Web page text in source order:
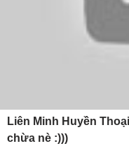
Liên Minh Huyền
chừa nè :)))